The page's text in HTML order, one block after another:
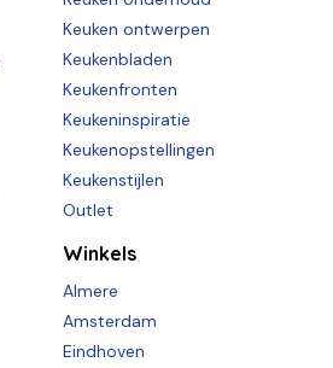
Keuken ontwerpen
Keukenbladen
Keukenfronten
Keukeninspiratie
Keukenopstellingen
Keukenstijlen
Outlet
Winkels
Almere
Amsterdam
Eindhoven